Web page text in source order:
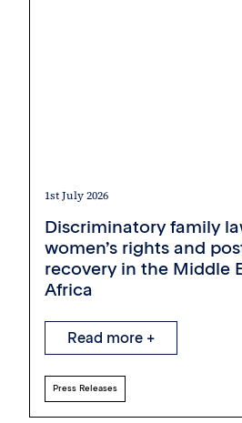
1st July 2026
Discriminatory family
women’s rights and
recovery in the Middle
Africa
Read more +
Press Releases